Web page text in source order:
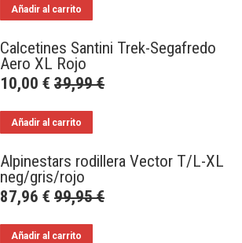
Añadir al carrito
Calcetines Santini Trek-Segafredo
Aero XL Rojo
10,00 € 39,99€
Añadir al carrito
Alpinestars rodillera Vector T/L-XL
neg/gris/rojo
87,96 € 99,95€
Añadir al carrito